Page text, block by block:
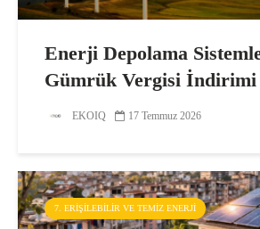
Enerji Depolama
Gümrük Vergisi İndirimi
EKOIQ 17 Temmuz 2026
7. ERIŞILEBILIR VE TEMIZ ENERJI